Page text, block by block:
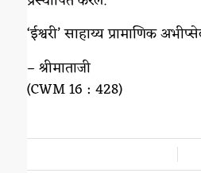
‘ईश्वरी’ साहाय्य प्रामाणिक
– श्रीमाताजी
(CWM 16 : 428)